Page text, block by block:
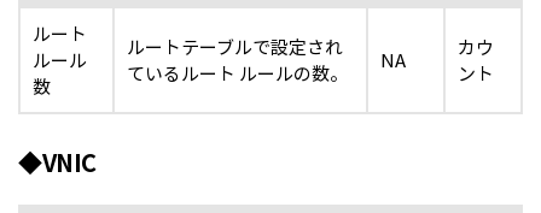
ルート
ルール
数
ルートテーブルで設定され
ているルート ルールの数。
NA
カウ
ント
◆VNIC